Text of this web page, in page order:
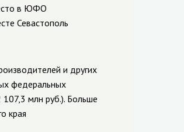
в ЮФО
Севастополь
и других
федеральных
млн руб.). Больше
края